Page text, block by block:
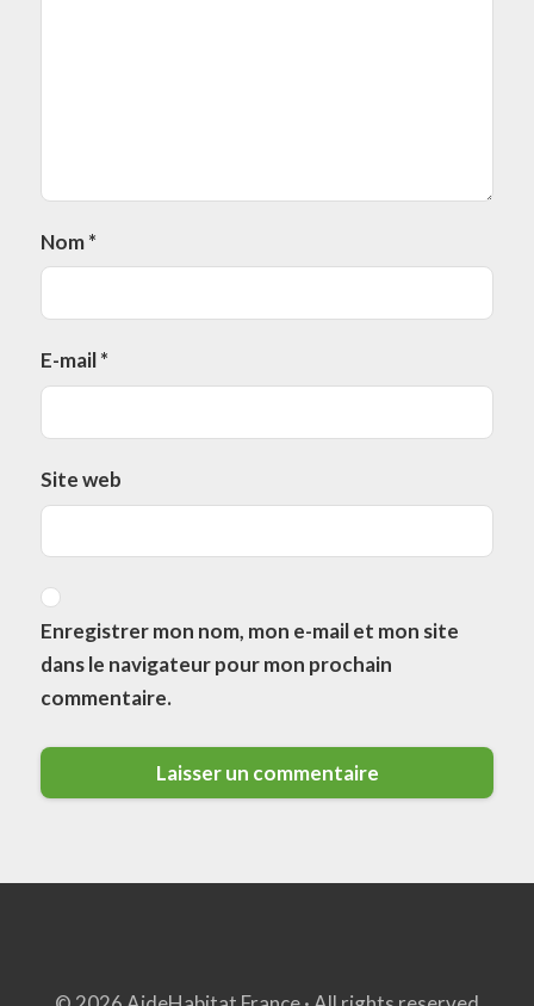
Nom*
E-mail*
Site web
Enregistrer mon nom, mon e-mail et mon site
dans le navigateur pour mon prochain
commentaire.